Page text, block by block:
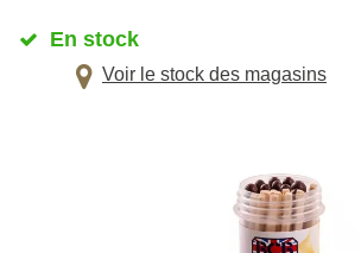
En stock
Voir le stock des magasins